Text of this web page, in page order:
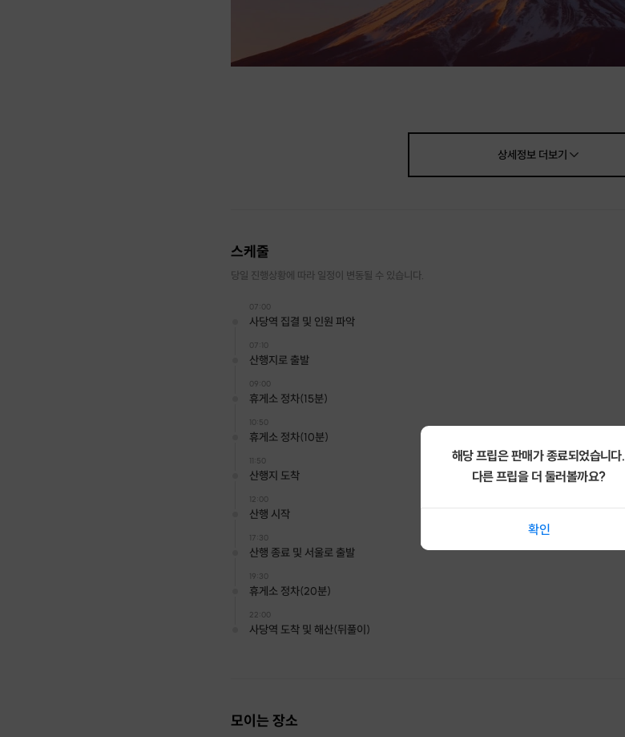
상세정보더보기
스케줄
당일 진행상황에 따라 일정이 변동될 수 있습니다.
07:00
사당역 집결 및 인원 파악
07:10
산행지로 출발
09:00
휴게소 정차(15분)
10:50
휴게소 정차(10분)
11:50
산행지 도착
12:00
산행 시작
17:30
산행 종료 및 서울로 출발
19:30
휴게소 정차(20분)
22:00
사당역 도착 및 해산(뒤풀이)
모이는 장소
해당 프립은 판매가 종료되었습니다.
다른 프립을 더 둘러볼까요?
확인